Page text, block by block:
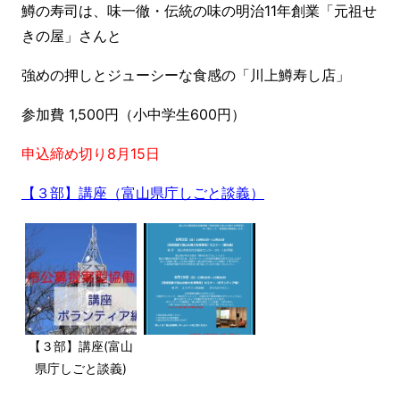
鱒の寿司は、味一徹・伝統の味の明治11年創業「元祖せ
きの屋」さんと
強めの押しとジューシーな食感の「川上鱒寿し店」
参加費 1,500円（小中学生600円）
申込締め切り8月15日
【３部】講座（富山県庁しごと談義）
【３部】講座(富山
県庁しごと談義)